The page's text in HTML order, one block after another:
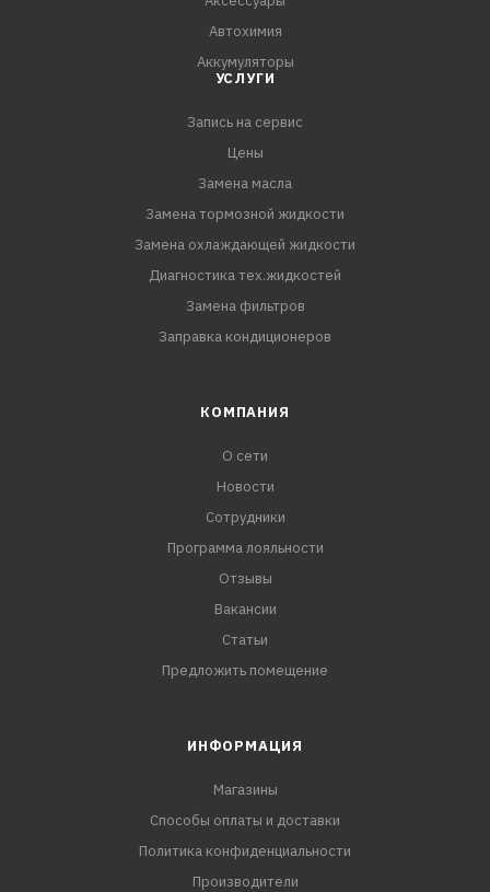
Передача данных Да
Автохимия
Аккумуляторы
УСЛУГИ
Запись на сервис
Цены
Замена масла
Замена тормозной жидкости
Замена охлаждающей жидкости
Диагностика тех.жидкостей
Замена фильтров
Заправка кондиционеров
КОМПАНИЯ
О сети
Новости
Сотрудники
Программа лояльности
Отзывы
Вакансии
Статьи
Предложить помещение
ИНФОРМАЦИЯ
Магазины
Способы оплаты и доставки
Политика конфиденциальности
Производители